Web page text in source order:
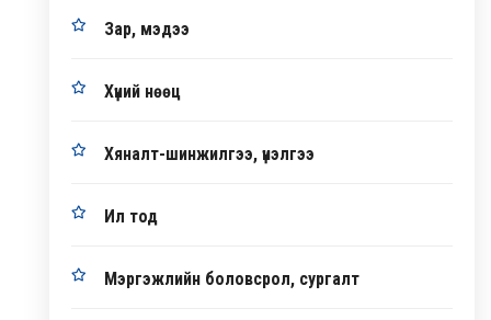
Зар, мэдээ
Хүний нөөц
Хяналт-шинжилгээ, үнэлгээ
Ил тод
Мэргэжлийн боловсрол, сургалт